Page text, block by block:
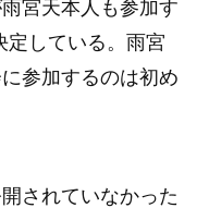
宮天本人も参加す
定している。雨宮
参加するのは初め
されていなかった